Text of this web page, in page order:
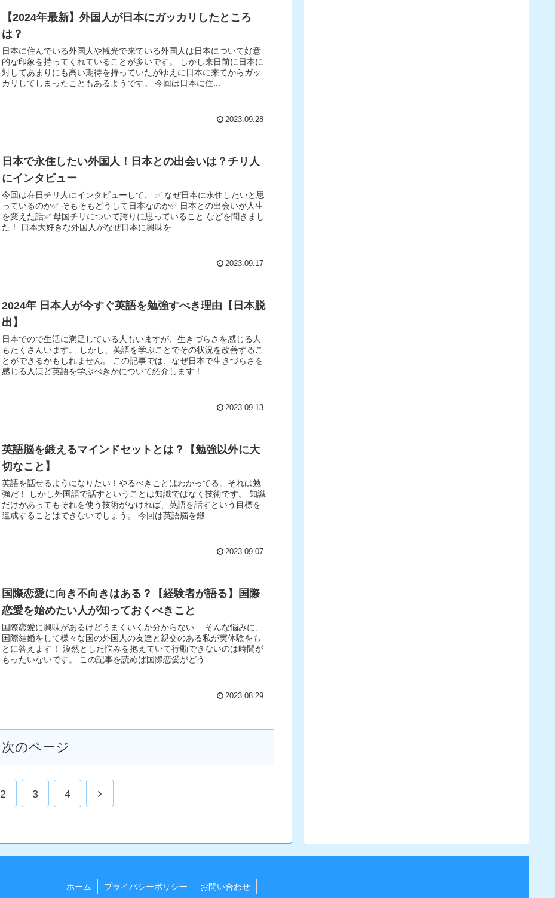
【2024年最新】外国人が日本にガッカリしたところ
は？
日本に住んでいる外国人や観光で来ている外国人は日本について好意
的な印象を持ってくれていることが多いです。 しかし来日前に日本に
対してあまりにも高い期待を持っていたがゆえに日本に来てからガッ
カリしてしまったこともあるようです。 今回は日本に住...
2023.09.28
日本で永住したい外国人！日本との出会いは？チリ人
にインタビュー
今回は在日チリ人にインタビューして、 ✅ なぜ日本に永住したいと思
っているのか✅ そもそもどうして日本なのか✅ 日本との出会いが人生
を変えた話✅ 母国チリについて誇りに思っていること などを聞きまし
た！ 日本大好きな外国人がなぜ日本に興味を...
2023.09.17
2024年 日本人が今すぐ英語を勉強すべき理由【日本脱
出】
日本でので生活に満足している人もいますが、生きづらさを感じる人
もたくさんいます。 しかし、英語を学ぶことでその状況を改善するこ
とができるかもしれません。 この記事では、なぜ日本で生きづらさを
感じる人ほど英語を学ぶべきかについて紹介します！ ...
2023.09.13
英語脳を鍛えるマインドセットとは？【勉強以外に大
切なこと】
英語を話せるようになりたい！やるべきことはわかってる。それは勉
強だ！ しかし外国語で話すということは知識ではなく技術です。 知識
だけがあってもそれを使う技術がなければ、英語を話すという目標を
達成することはできないでしょう。 今回は英語脳を鍛...
2023.09.07
国際恋愛に向き不向きはある？【経験者が語る】国際
恋愛を始めたい人が知っておくべきこと
国際恋愛に興味があるけどうまくいくか分からない… そんな悩みに、
国際結婚をして様々な国の外国人の友達と親交のある私が実体験をも
とに答えます！ 漠然とした悩みを抱えていて行動できないのは時間が
もったいないです。 この記事を読めば国際恋愛がどう...
2023.08.29
次のページ
2 3 4 次
ホーム プライバシーポリシー お問い合わせ